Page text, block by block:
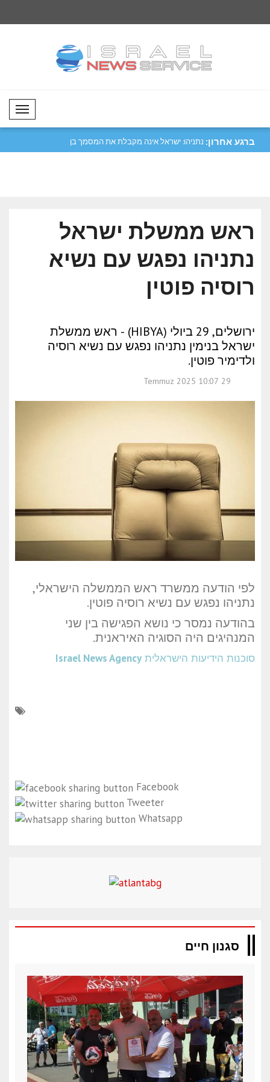
Mobil Menü
ברגע אחרון: משרד החוץ הישראלי: טורקיה בוחרת לספק קיבלה את
ראש ממשלת ישראל
נתניהו נפגש עם נשיא
רוסיה פוטין
ירושלים, 29 ביולי (HIBYA) - ראש ממשלת
ישראל בנימין נתניהו נפגש עם נשיא רוסיה
ולדימיר פוטין.
29 Temmuz 2025 10:07
לפי הודעה ממשרד ראש הממשלה הישראלי,
נתניהו נפגש עם נשיא רוסיה פוטין.
בהודעה נמסר כי נושא הפגישה בין שני
המנהיגים היה הסוגיה האיראנית.
סוכנות הידיעות הישראלית Israel News Agency
Facebook
Tweeter
Whatsapp
סגנון חיים